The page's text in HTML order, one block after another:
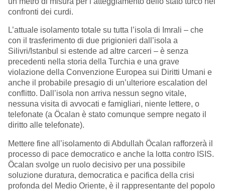
confronti dei curdi.
L’attuale isolamento totale su tutta l’isola di Imrali – che
con il trasferimento di due prigionieri dall’isola a
Silivri/Istanbul si estende ad altre carceri – è senza
precedenti nella storia della Turchia e una grave
violazione della Convenzione Europea sui Diritti Umani e
anche il probabile presagio di un’ulteriore escalation del
conflitto. Dall’isola non arriva nessun segno vitale,
nessuna visita di avvocati e famigliari, niente lettere, o
telefonate (a Öcalan è stato comunque sempre negato il
diritto alle telefonate).
Mettere fine all’isolamento di Abdullah Öcalan rafforzerà il
processo di pace democratico e anche la lotta contro ISIS.
Öcalan svolge un ruolo decisivo per una possibile
soluzione duratura, democratica e pacifica della crisi
profonda del Medio Oriente, è il rappresentante del popolo